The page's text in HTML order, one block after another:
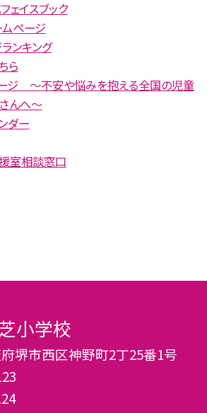
ェイスブック
ムページ
ンキング
ら
ジ 〜不安や悩みを抱える全国の児童
んへ〜
ダー
室相談窓口
小学校
堺市西区神野町2丁25番1号